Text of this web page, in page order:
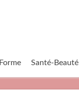
Forme Santé-Beauté